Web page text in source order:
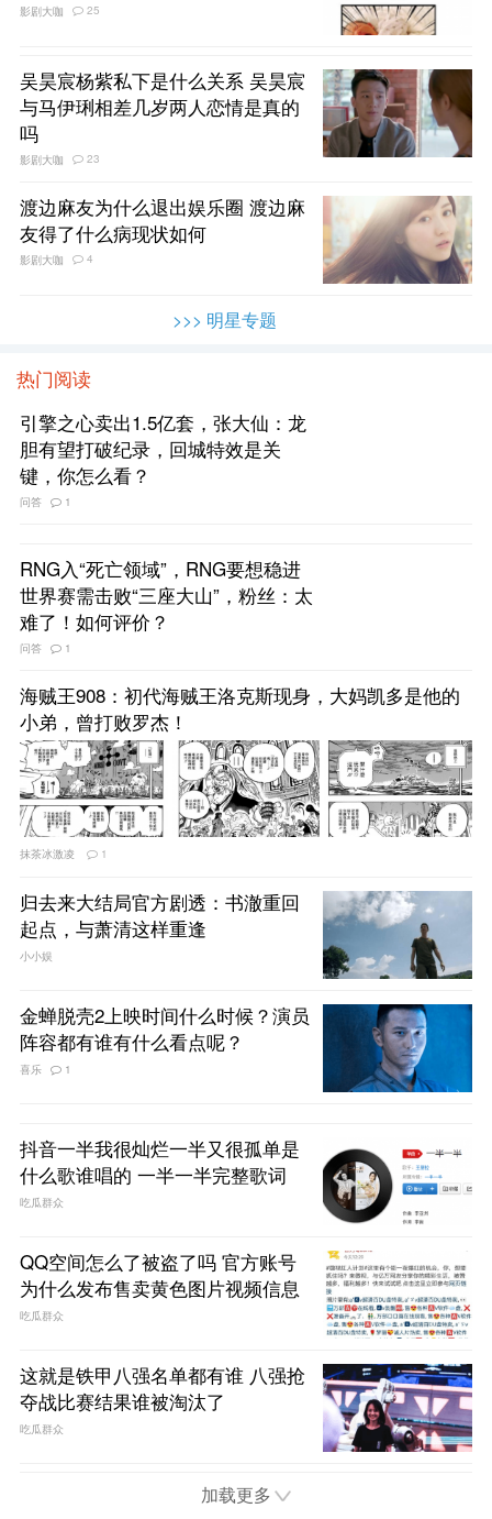
影剧大咖 25
吴昊宸杨紫私下是什么关系 吴昊宸
与马伊琍相差几岁两人恋情是真的
吗
影剧大咖 23
渡边麻友为什么退出娱乐圈 渡边麻
友得了什么病现状如何
影剧大咖 4
>>> 明星专题
热门阅读
引擎之心卖出1.5亿套，张大仙：龙
胆有望打破纪录，回城特效是关
键，你怎么看？
问答 1
RNG入“死亡领域”，RNG要想稳进
世界赛需击败“三座大山”，粉丝：太
难了！如何评价？
问答 1
海贼王908：初代海贼王洛克斯现身，大妈凯多是他的
小弟，曾打败罗杰！
抹茶冰激凌 1
归去来大结局官方剧透：书澈重回
起点，与萧清这样重逢
小小娱
金蝉脱壳2上映时间什么时候？演员
阵容都有谁有什么看点呢？
喜乐 1
抖音一半我很灿烂一半又很孤单是
什么歌谁唱的 一半一半完整歌词
吃瓜群众
QQ空间怎么了被盗了吗 官方账号
为什么发布售卖黄色图片视频信息
吃瓜群众
这就是铁甲八强名单都有谁 八强抢
夺战比赛结果谁被淘汰了
吃瓜群众
加载更多